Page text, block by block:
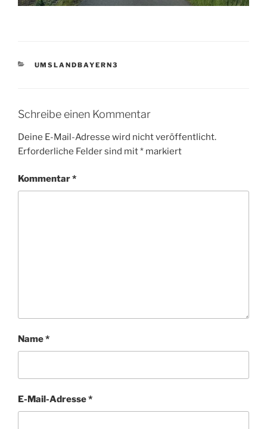
KATEGORIEN
UMSLANDBAYERN3
Schreibe einen Kommentar
Deine E-Mail-Adresse wird nicht veröffentlicht.
Erforderliche Felder sind mit* markiert
Kommentar*
Name*
E-Mail-Adresse*